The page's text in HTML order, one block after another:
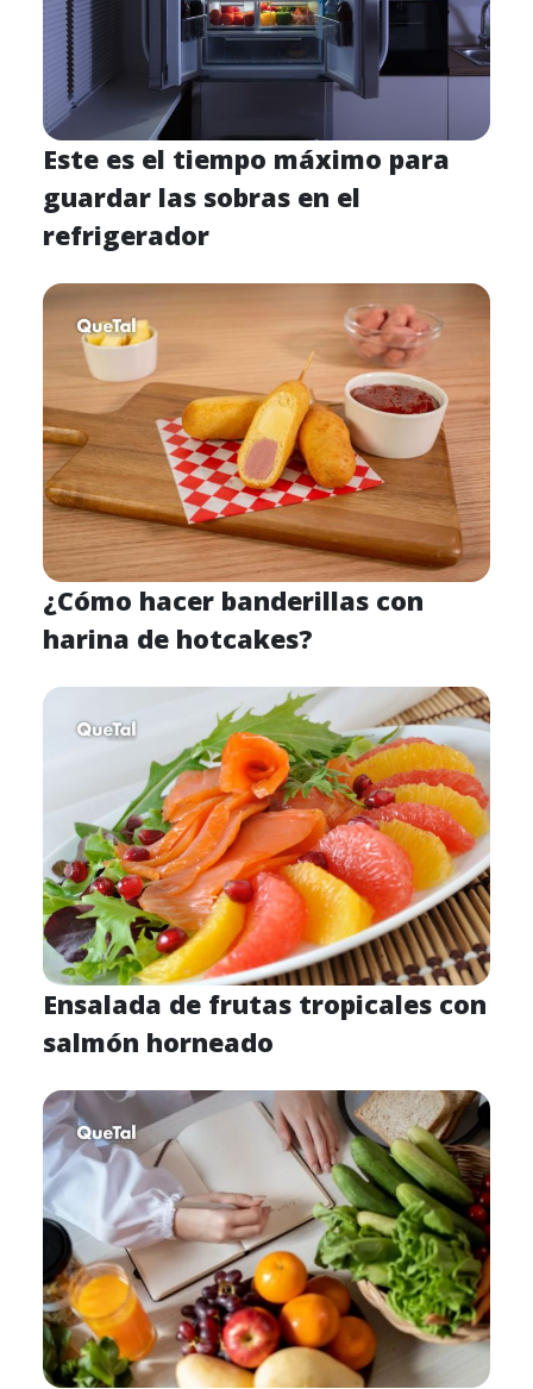
Este es el tiempo máximo para
guardar las sobras en el
refrigerador
¿Cómo hacer banderillas con
harina de hotcakes?
Ensalada de frutas tropicales con
salmón horneado